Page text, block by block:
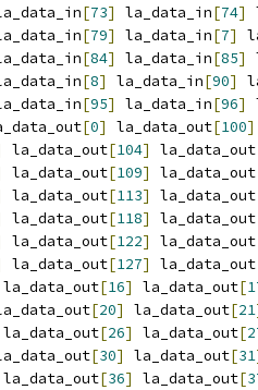
[73] la_data_in[74]
[79] la_data_in[7]
[84] la_data_in[85]
[8] la_data_in[90]
[95] la_data_in[96]
[0] la_data_out[100]
la_data_out[104] la_data_out
la_data_out[109] la_data_out
la_data_out[113] la_data_out
la_data_out[118] la_data_out
la_data_out[122] la_data_out
la_data_out[127] la_data_out
la_data_out[16] la_data_out[
[20] la_data_out[21
la_data_out[26] la_data_out[
[30] la_data_out[31
la_data_out[36] la_data_out[